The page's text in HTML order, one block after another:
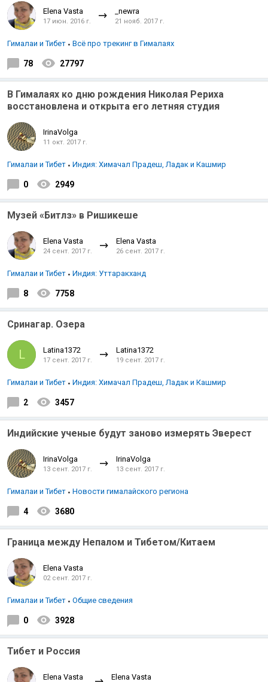
Elena Vasta
17 июн. 2016 г.
_newra
21 нояб. 2017 г.
Гималаи и Тибет Всё про трекинг в Гималаях
78 27797
В Гималаях ко дню рождения Николая Рериха
восстановлена и открыта его летняя студия
IrinaVolga
11 окт. 2017 г.
Гималаи и Тибет Индия: Химачал Прадеш, Ладак и Кашмир
0 2949
Музей «Битлз» в Ришикеше
Elena Vasta
24 сент. 2017 г.
Elena Vasta
26 сент. 2017 г.
Гималаи и Тибет Индия: Уттаракханд
8 7758
Сринагар. Озера
L Latina1372
17 сент. 2017 г.
Latina1372
19 сент. 2017 г.
Гималаи и Тибет Индия: Химачал Прадеш, Ладак и Кашмир
2 3457
Индийские ученые будут заново измерять Эверест
IrinaVolga
13 сент. 2017 г.
IrinaVolga
13 сент. 2017 г.
Гималаи и Тибет Новости гималайского региона
4 3680
Граница между Непалом и Тибетом/Китаем
Elena Vasta
02 сент. 2017 г.
Гималаи и Тибет Общие сведения
0 3928
Тибет и Россия
Elena Vasta Elena Vasta